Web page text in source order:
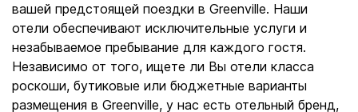
вашей предстоящей поездки в Greenville. Наши
отели обеспечивают исключительные услуги и
незабываемое пребывание для каждого гостя.
Независимо от того, ищете ли Вы отели класса
роскоши, бутиковые или бюджетные варианты
размещения в Greenville, у нас есть отельный бренд,